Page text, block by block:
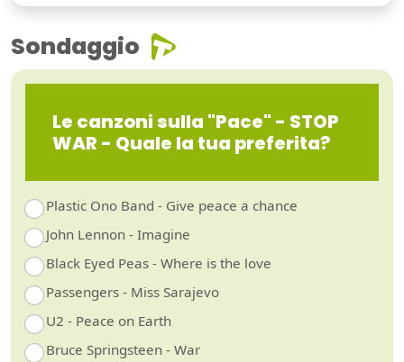
Sondaggio
Le canzoni sulla "Pace" - STOP
WAR - Quale la tua preferita?
Plastic Ono Band - Give peace a chance
John Lennon - Imagine
Black Eyed Peas - Where is the love
Passengers - Miss Sarajevo
U2 - Peace on Earth
Bruce Springsteen - War